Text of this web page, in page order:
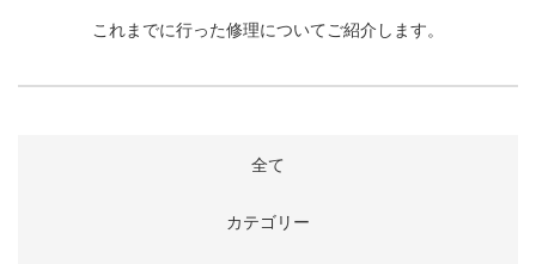
これまでに行った修理についてご紹介します。
全て
カテゴリー